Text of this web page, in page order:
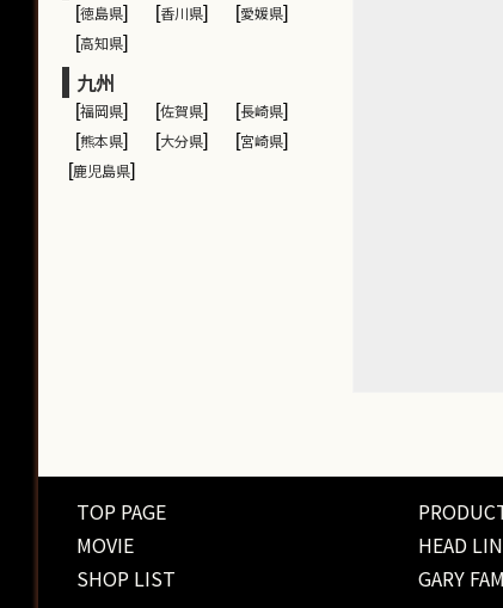
[徳島県] [香川県] [愛媛県]
[高知県]
九州
[福岡県] [佐賀県] [長崎県]
[熊本県] [大分県] [宮崎県]
[鹿児島県]
TOP PAGE
MOVIE
HEAD
SHOP LIST
GARY